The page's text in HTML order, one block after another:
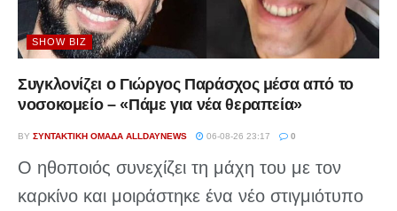
SHOW BIZ
Συγκλονίζει ο Γιώργος Παράσχος μέσα από το
νοσοκομείο – «Πάμε για νέα θεραπεία»
BY ΣΥΝΤΑΚΤΙΚΉ ΟΜΆΔΑ ALLDAYNEWS 06-08-26 23:17 0
Ο ηθοποιός συνεχίζει τη μάχη του με τον
καρκίνο και μοιράστηκε ένα νέο στιγμιότυπο